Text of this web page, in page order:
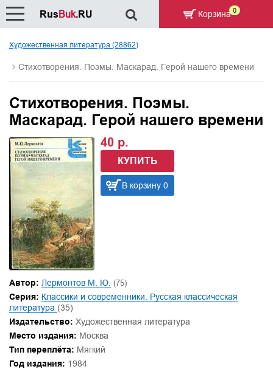
Художественная литература (28862)
Стихотворения. Поэмы. Маскарад. Герой нашего времени
Стихотворения. Поэмы.
Маскарад. Герой нашего времени
40 р.
КУПИТЬ
В корзину 0
Автор: Лермонтов М. Ю. (75)
Серия: Классики и современники. Русская классическая
литература (35)
Издательство: Художественная литература
Место издания: Москва
Тип переплёта: Мягкий
Год издания: 1984
RusBuk.RU Корзина 0